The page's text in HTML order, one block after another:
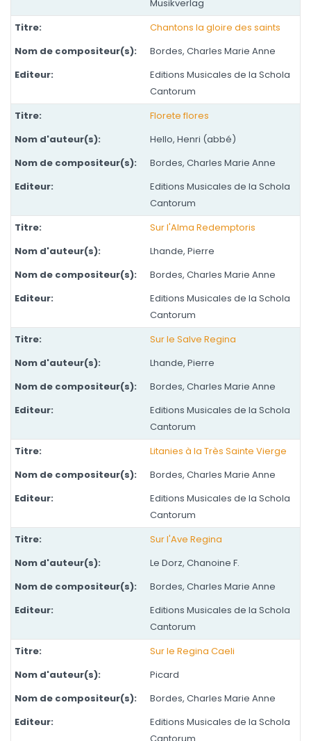
Musikverlag
Chantons la gloire des saints
Bordes, Charles Marie Anne
Editions Musicales de la Schola
Cantorum
Florete flores
Hello, Henri (abbé)
Bordes, Charles Marie Anne
Editions Musicales de la Schola
Cantorum
Sur l'Alma Redemptoris
Lhande, Pierre
Bordes, Charles Marie Anne
Editions Musicales de la Schola
Cantorum
Sur le Salve Regina
Lhande, Pierre
Bordes, Charles Marie Anne
Editions Musicales de la Schola
Cantorum
Litanies à la Très Sainte Vierge
Bordes, Charles Marie Anne
Editions Musicales de la Schola
Cantorum
Sur l'Ave Regina
Le Dorz, Chanoine F.
Bordes, Charles Marie Anne
Editions Musicales de la Schola
Cantorum
Sur le Regina Caeli
Picard
Bordes, Charles Marie Anne
Editions Musicales de la Schola